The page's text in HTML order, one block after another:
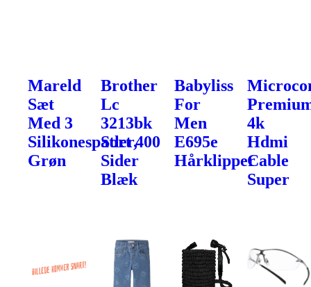
Mareld
Sæt
Med 3
Silikonespatler,
Grøn
Brother
Lc
3213bk
Sort 400
Sider
Blæk
Babyliss
For
Men
E695e
Hårklipper
4k
Hdmi
Cable
Super